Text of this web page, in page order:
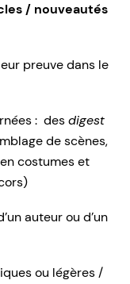
/ nouveautés
preuve dans le
: desdigest
de scènes,
costumes et
auteur ou d’un
ou légères /